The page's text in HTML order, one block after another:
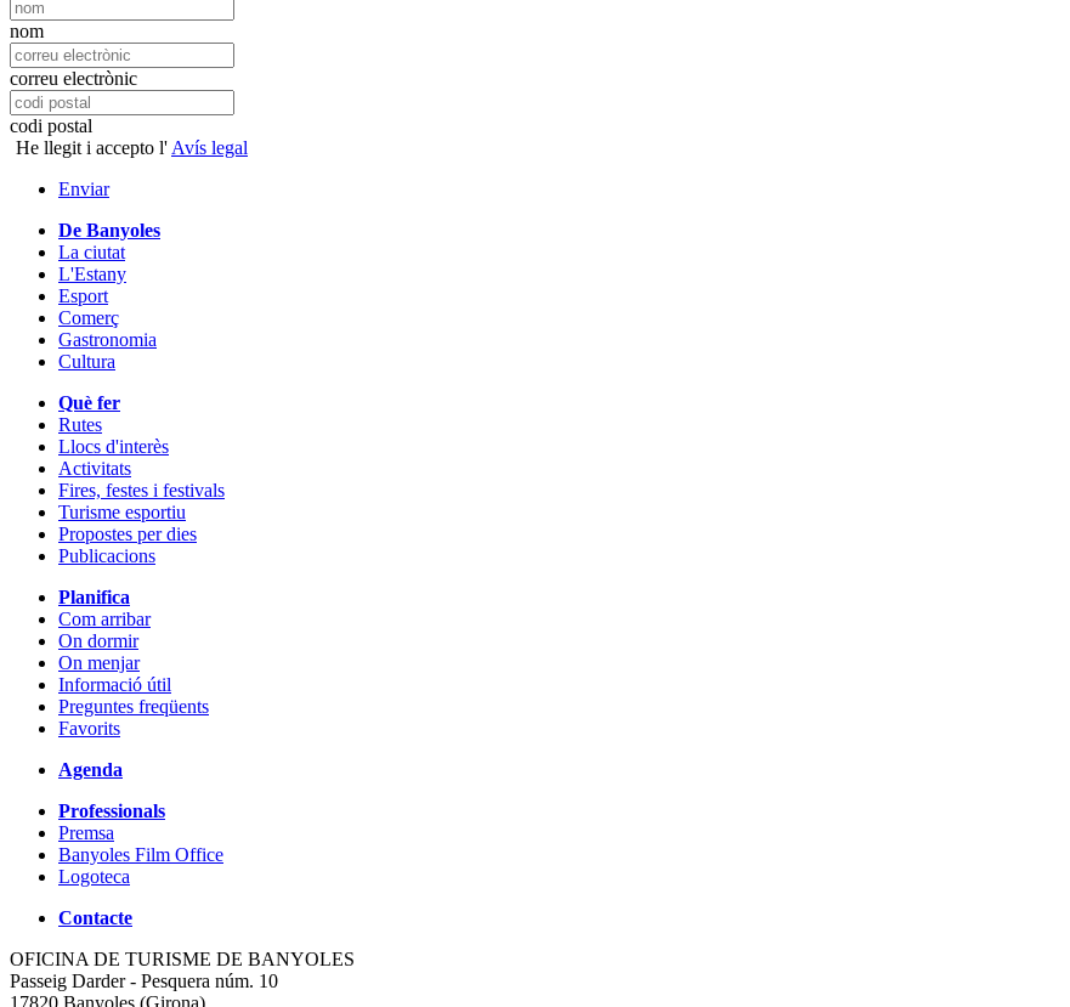
nom
correu electrònic
codi postal
He llegit i accepto l' Avís legal
Enviar
De Banyoles
La ciutat
L'Estany
Esport
Comerç
Gastronomia
Cultura
Què fer
Rutes
Llocs d'interès
Activitats
Fires, festes i festivals
Turisme esportiu
Propostes per dies
Publicacions
Planifica
Com arribar
On dormir
On menjar
Informació útil
Preguntes freqüents
Favorits
Agenda
Professionals
Premsa
Banyoles Film Office
Logoteca
Contacte
OFICINA DE TURISME DE BANYOLES
Passeig Darder - Pesquera núm. 10